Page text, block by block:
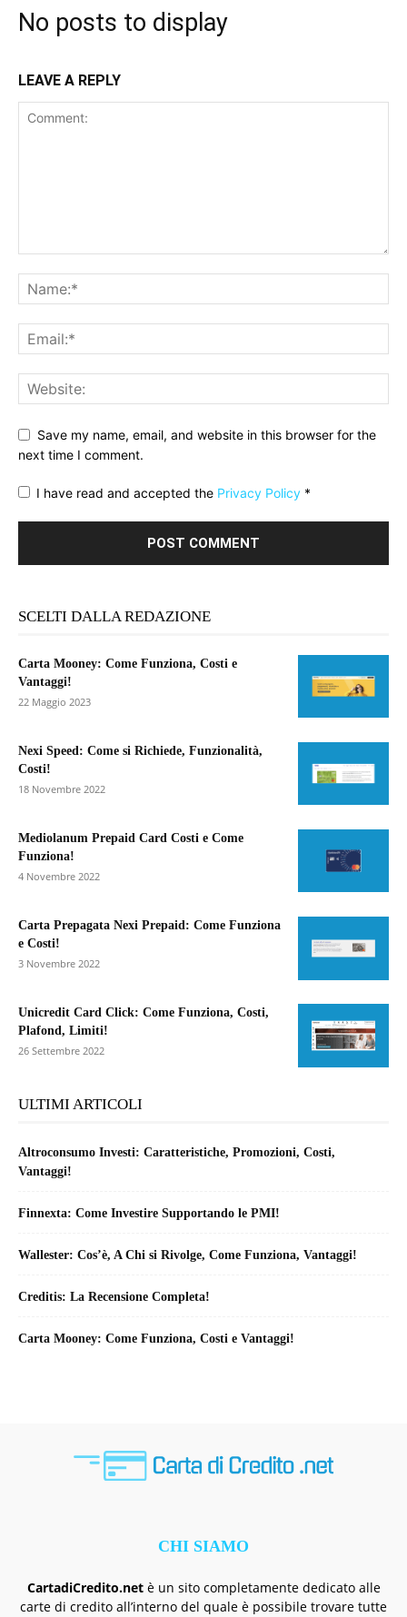
No posts to display
LEAVE A REPLY
Save my name, email, and website in this browser for the
next time I comment.
I have read and accepted the Privacy Policy *
SCELTI DALLA REDAZIONE
Carta Mooney: Come Funziona, Costi e
Vantaggi!
22 Maggio 2023
Nexi Speed: Come si Richiede, Funzionalità,
Costi!
18 Novembre 2022
Mediolanum Prepaid Card Costi e Come
Funziona!
4 Novembre 2022
Carta Prepagata Nexi Prepaid: Come Funziona
e Costi!
3 Novembre 2022
Unicredit Card Click: Come Funziona, Costi,
Plafond, Limiti!
26 Settembre 2022
ULTIMI ARTICOLI
Altroconsumo Investi: Caratteristiche, Promozioni, Costi,
Vantaggi!
Finnexta: Come Investire Supportando le PMI!
Wallester: Cos’è, A Chi si Rivolge, Come Funziona, Vantaggi!
Creditis: La Recensione Completa!
Carta Mooney: Come Funziona, Costi e Vantaggi!
CHI SIAMO
CartadiCredito.netè un sito completamente dedicato alle
carte di credito all’interno del quale è possibile trovare tutte